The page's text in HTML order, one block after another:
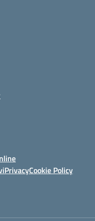
PrivacyCookie Policy